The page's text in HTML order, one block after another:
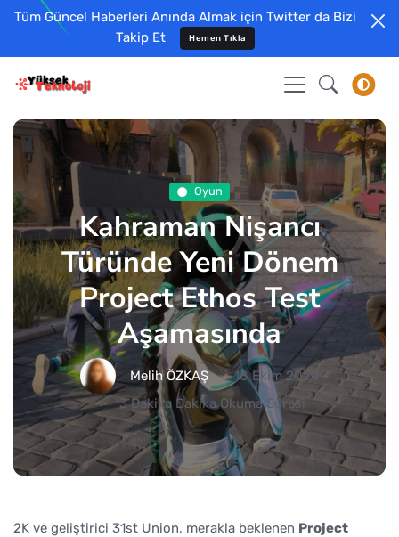
Tüm Güncel Haberleri Anında Almak için Twitter da Bizi
Takip Et
Hemen Tıkla
Oyun
Kahraman Nişancı
Türünde Yeni Dönem
Project Ethos Test
Aşamasında
Melih ÖZKAŞ
18 Ekim 2024
3 Dakika Dakika Okuma Süresi
2K ve geliştirici 31st Union, merakla beklenen Project